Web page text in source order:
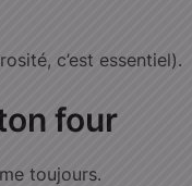
c’est essentiel).
four
toujours.